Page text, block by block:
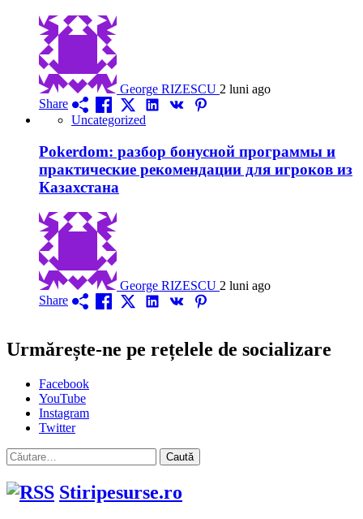
George RIZESCU 2 luni ago
Share
Uncategorized
Pokerdom: разбор бонусной программы и
практические рекомендации для игроков из
Казахстана
George RIZESCU 2 luni ago
Share
Urmărește-ne pe rețelele de socializare
Facebook
YouTube
Instagram
Twitter
Caută
după:
Stiripesurse.ro